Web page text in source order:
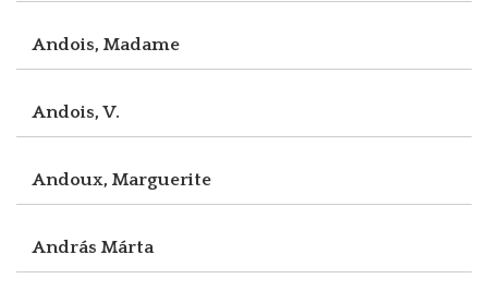
Andois, Madame
Andois, V.
Andoux, Marguerite
András Márta